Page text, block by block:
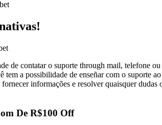
de contatar o suporte through mail, telefone
a possibilidade de enseñar com o suporte
informações e resolver quaisquer dudas
De R$100 Off